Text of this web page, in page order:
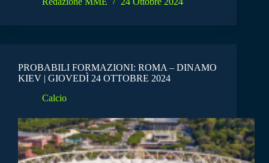
PROBABILI FORMAZIONI: ROMA – DINAMO
KIEV | GIOVEDÌ 24 OTTOBRE 2024
Calcio